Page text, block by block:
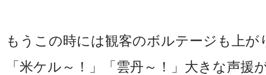
もうこの時には観客のボルテージも上が
「米ケル～！」「雲丹～！」大きな声援